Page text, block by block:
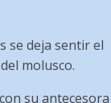
se deja sentir el
molusco.
su